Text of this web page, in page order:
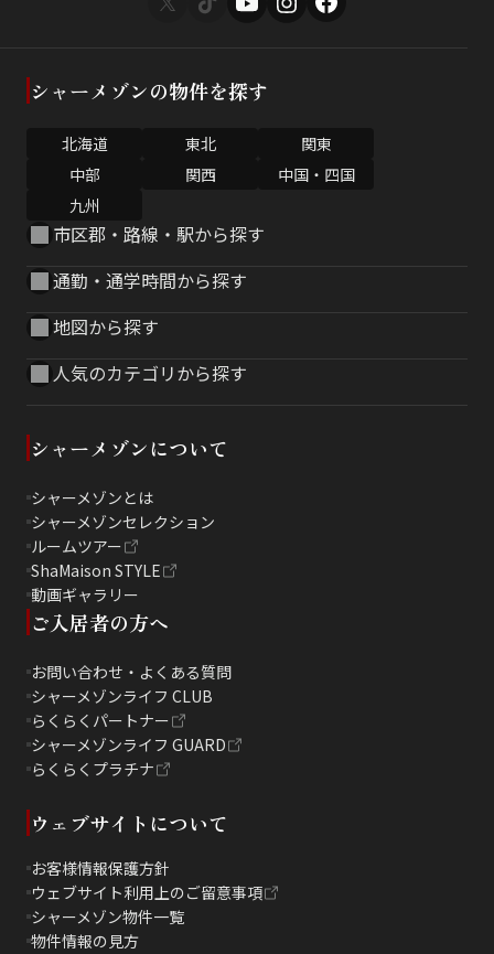
シャーメゾンの物件を探す
北海道 東北
関東
中部
関西
中国・四国
九州
市区郡・路線・駅から探す
通勤・通学時間から探す
地図から探す
人気のカテゴリから探す
シャーメゾンについて
シャーメゾンとは
シャーメゾンセレクション
ルームツアー
ShaMaison STYLE
動画ギャラリー
ご入居者の方へ
お問い合わせ・よくある質問
シャーメゾンライフ CLUB
らくらくパートナー
シャーメゾンライフ GUARD
らくらくプラチナ
ウェブサイトについて
お客様情報保護方針
ウェブサイト利用上のご留意事項
シャーメゾン物件一覧
物件情報の見方